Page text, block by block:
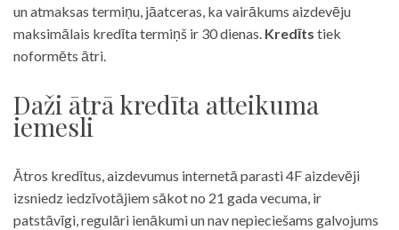
un atmaksas termiņu, jāatceras, ka vairākums aizdevēju
maksimālais kredīta termiņš ir 30 dienas. Kredīts tiek
noformēts ātri.
Daži ātrā kredīta atteikuma
iemesli
Ātros kredītus, aizdevumus internetā parasti 4F aizdevēji
izsniedz iedzīvotājiem sākot no 21 gada vecuma, ir
patstāvīgi, regulāri ienākumi un nav nepieciešams galvojums